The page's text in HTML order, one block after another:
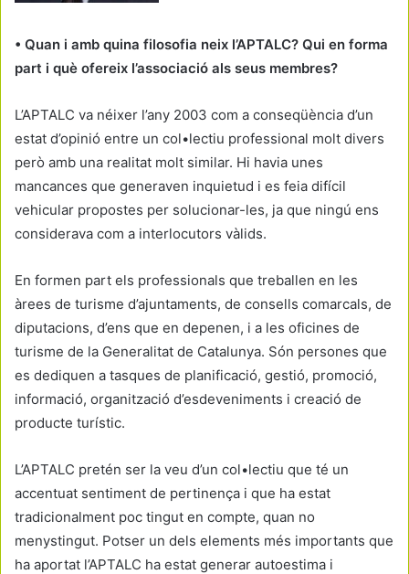
• Quan i amb quina filosofia neix l’APTALC? Qui en forma
part i què ofereix l’associació als seus membres?
L’APTALC va néixer l’any 2003 com a conseqüència d’un
estat d’opinió entre un col•lectiu professional molt divers
però amb una realitat molt similar. Hi havia unes
mancances que generaven inquietud i es feia difícil
vehicular propostes per solucionar-les, ja que ningú ens
considerava com a interlocutors vàlids.
En formen part els professionals que treballen en les
àrees de turisme d’ajuntaments, de consells comarcals, de
diputacions, d’ens que en depenen, i a les oficines de
turisme de la Generalitat de Catalunya. Són persones que
es dediquen a tasques de planificació, gestió, promoció,
informació, organització d’esdeveniments i creació de
producte turístic.
L’APTALC pretén ser la veu d’un col•lectiu que té un
accentuat sentiment de pertinença i que ha estat
tradicionalment poc tingut en compte, quan no
menystingut. Potser un dels elements més importants que
ha aportat l’APTALC ha estat generar autoestima i